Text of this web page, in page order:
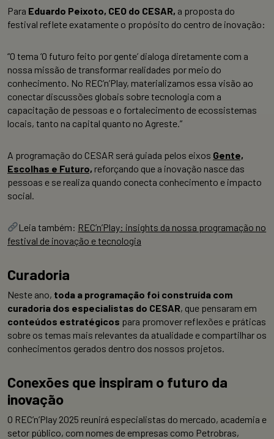
Para Eduardo Peixoto, CEO do CESAR, a proposta do
festival reflete exatamente o propósito do centro de inovação:
“O tema ‘O futuro feito por gente’ dialoga diretamente com a
nossa missão de transformar realidades por meio do
conhecimento. No REC’n’Play, materializamos essa visão ao
conectar discussões globais sobre tecnologia com a
capacitação de pessoas e o fortalecimento de ecossistemas
locais, tanto na capital quanto no Agreste.”
A programação do CESAR será guiada pelos eixos Gente,
Escolhas e Futuro, reforçando que a inovação nasce das
pessoas e se realiza quando conecta conhecimento e impacto
social.
Leia também: REC’n’Play: insights da nossa programação no
festival de inovação e tecnologia
Curadoria
Neste ano, toda a programação foi construída com
curadoria dos especialistas do CESAR, que pensaram em
conteúdos estratégicos para promover reflexões e práticas
sobre os temas mais relevantes da atualidade e compartilhar os
conhecimentos gerados dentro dos nossos projetos.
Conexões que inspiram o futuro da
inovação
O REC’n’Play 2025 reunirá especialistas do mercado, academia e
setor público, com nomes de empresas como Petrobras,